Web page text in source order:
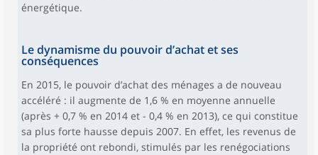
énergétique.
Le dynamisme du pouvoir d’achat et ses
conséquences
En 2015, le pouvoir d’achat des ménages a de nouveau
accéléré : il augmente de 1,6 % en moyenne annuelle
(après + 0,7 % en 2014 et - 0,4 % en 2013), ce qui constitue
sa plus forte hausse depuis 2007. En effet, les revenus de
la propriété ont rebondi, stimulés par les renégociations